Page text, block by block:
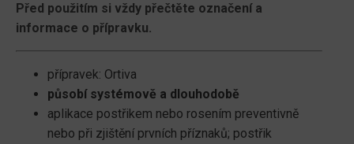
Před použitím si vždy přečtěte označení a
informace o přípravku.
přípravek: Ortiva
působí systémově a dlouhodobě
aplikace postřikem nebo rosením preventivně
nebo při zjištění prvních příznaků; postřik